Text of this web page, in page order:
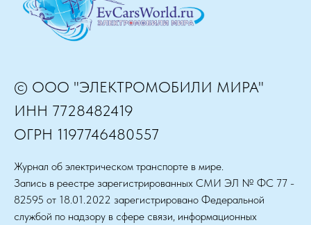
© ООО "ЭЛЕКТРОМОБИЛИ МИРА"
ИНН 7728482419
ОГРН 1197746480557
Журнал об электрическом транспорте в мире.
Запись в реестре зарегистрированных СМИ ЭЛ № ФС 77 -
82595 от 18.01.2022 зарегистрировано Федеральной
службой по надзору в сфере связи, информационных